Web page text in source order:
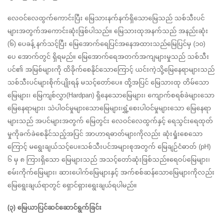
လေဝင်လေထွက်ကောင်းပြီး မြေသားနက်နက်ရှိသောမြေသည် သစ်သီးပင်
များအတွက်အကောင်းဆုံးဖြစ်ပါသည်။ မြေသားထုအနက်သည် အနည်းဆုံး
(၆) ပေခန့် နက်သင့်ပြီး မြေအောက်ရေပြင်အနေအထားသည်မြေပြင်မှ (၁၀)
ပေ အောက်တွင် ရှိရမည်။ မြေအောက်ရေအတက်အကျများမှုသည် သစ်သီး
ပင်၏ အမြစ်များကို ထိခိုက်စေနိုင်သောကြောင့် ယင်းကဲ့သို့မြေနေရာများသည်
သစ်သီးပင်များစိုက်ပျိုးရန် မသင့်တော်ပေ။ ထို့အပြင် မြေသားထု တိမ်သော
မြေများ၊ မြေကျစ်လွှာ(Hardpan) ရှိနေသောမြေများ၊ ကျောက်စရစ်ခဲများသော
မြေနေရာများ၊ သဲပါဝင်မှုများသောမြေများ၊ရွှံ့စေးပါဝင်မှုများသော မြေနေရာ
များသည် အပင်များအတွက် မြေတွင်း လေဝင်လေထွက်နှင့် ရေသွင်းရေထုတ်
မှုကိုခက်ခဲစေနိုင်သည့်အပြင် အာဟာရဓာတ်များကိုလည်း ဆုံးရှုံးစေသော
ကြောင့် မရွေးချယ်သင့်ပေ။သစ်သီးပင်အများစုအတွက် မြေချဉ်ငံဓာတ် (pH)
၆ မှ ၈ ကြားရှိသော မြေများသည် အသင့်တော်ဆုံးဖြစ်သည်။ရေဝပ်မြေများ၊
စမ်းကိုက်မြေများ၊ ဆားပေါက်မြေများနှင့် အက်စစ်ဆန်သောမြေများကိုလည်း
မြေရွေးချယ်ရာတွင် ရှောင်ရှားရွေးချယ်ရပါမည်။
(၃) မြေယာပြင်ဆင်ဆောင်ရွက်ခြင်း